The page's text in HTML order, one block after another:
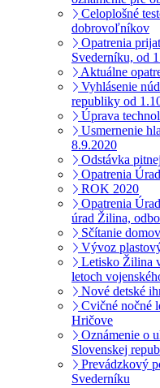
Celoplošné
dobrovoľníkov
Opatrenia
Svederníku, od
Aktuálne
Vyhlásenie
republiky od
Úprava
Usmernenie
8.9.2020
Odstávka
Opatrenia
ROK 2020
Opatrenia
úrad Žilina,
Sčítanie
Vývoz
Letisko Žilina
letoch
Nové detské
Cvičné nočné
Hričove
Oznámenie o
Slovenskej
Prevádzkový
Svederníku